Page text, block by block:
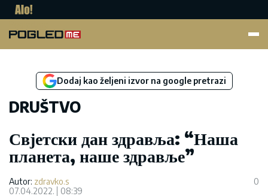
Dodaj kao željeni izvor na google pretrazi
DRUŠTVO
Свјетски дан здравља: “Наша
планета, наше здравље”
Autor: zdravko.s
07.04.2022.
08:39
0